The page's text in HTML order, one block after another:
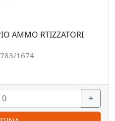
AMMO RTIZZATORI
783/1674
+